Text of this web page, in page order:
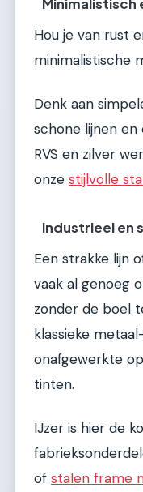
Minimalistisch
Hou je van rust
minimalistische
Denk aan
schone lijnen
RVS en zilver
onze stijlvolle
Industrieel en
Een strakke lijn
vaak al genoeg
zonder de boel
klassieke
onafgewerkte
tinten.
IJzer is hier de
of stalen frame